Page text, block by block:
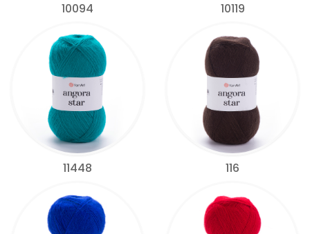
10094 10119
11448 116